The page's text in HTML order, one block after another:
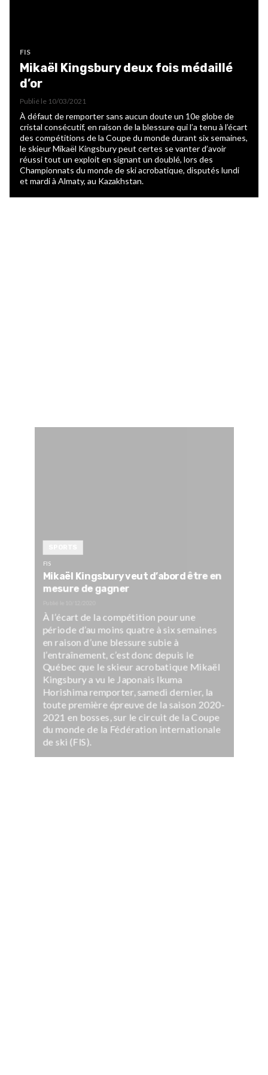
FIS
Mikaël Kingsbury deux fois médaillé
d’or
Publié le 10/03/2021
À défaut de remporter sans aucun doute un 10e globe de
cristal consécutif, en raison de la blessure qui l’a tenu à l’écart
des compétitions de la Coupe du monde durant six semaines,
le skieur Mikaël Kingsbury peut certes se vanter d’avoir
réussi tout un exploit en signant un doublé, lors des
Championnats du monde de ski acrobatique, disputés lundi
et mardi à Almaty, au Kazakhstan.
FIS
Mikaël Kingsbury veut d’abord être en
mesure de gagner
À l’écart de la compétition pour une
période d’au moins quatre à six semaines
en raison d’une blessure subie à
l’entraînement, c’est donc depuis le
Québec que le skieur acrobatique Mikaël
Kingsbury a vu le Japonais Ikuma
Horishima remporter, samedi dernier, la
toute première épreuve de la saison 2020-
2021 en bosses, sur le circuit de la Coupe
du monde de la Fédération internationale
de ski (FIS).